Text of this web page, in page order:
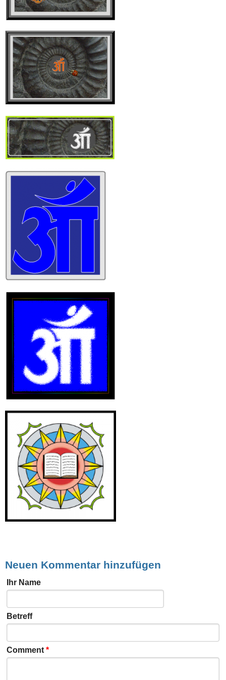
Neuen Kommentar hinzufügen
Ihr Name
Betreff
Comment*